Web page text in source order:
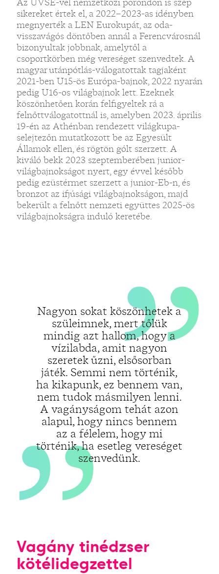
sikereket értek el, a 2022–2023-as idényben
megnyerték a LEN Eurokupát, az oda-
visszavágós döntőben annál a Ferencvárosnál
bizonyultak jobbnak, amelytől a
csoportkörben még vereséget szenvedtek. A
magyar utánpótlás-válogatottak tagjaként
2021-ben U15-ös Európa-bajnok, 2022 nyarán
pedig U16-os világbajnok lett. Ezeknek
köszönhetően korán felfigyeltek rá a
felnőttválogatottnál is, amelyben 2023. április
19-én az Athénban rendezett világkupa-
selejtezőn mutatkozott be az Egyesült
Államok ellen, és rögtön gólt szerzett. A
kiváló bekk 2023 szeptemberében junior-
világbajnokságot nyert, egy évvel később
pedig ezüstérmet szerzett a junior-Eb-n, és
bronzot az ifjúsági világbajnokságon, majd
bekerült a felnőtt nemzeti együttes 2025-ös
világbajnokságra induló keretébe.
Nagyon sokat köszönhetek a
szüleimnek, mert tőlük
mindig azt hallom, hogy a
vízilabda, amit nagyon
szeretek űzni, elsősorban
játék. Semmi nem történik,
ha kikapunk, ez bennem van,
nem tudok másmilyen lenni.
A vagányságom tehát azon
alapul, hogy nincs bennem
az a félelem, hogy mi
történik, ha esetleg vereséget
szenvedünk.
„
„
Vagány tinédzser
kötélidegzettel